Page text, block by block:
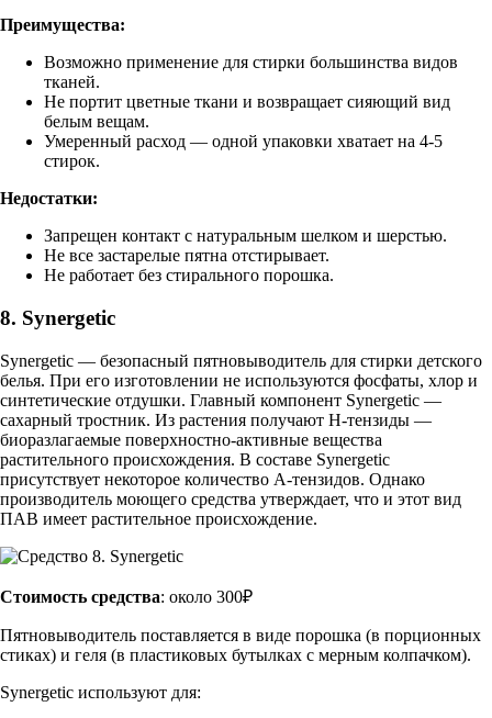
Преимущества:
Возможно применение для стирки большинства видов
тканей.
Не портит цветные ткани и возвращает сияющий вид
белым вещам.
Умеренный расход — одной упаковки хватает на 4-5
стирок.
Недостатки:
Запрещен контакт с натуральным шелком и шерстью.
Не все застарелые пятна отстирывает.
Не работает без стирального порошка.
8. Synergetic
Synergetic — безопасный пятновыводитель для стирки детского
белья. При его изготовлении не используются фосфаты, хлор и
синтетические отдушки. Главный компонент Synergetic —
сахарный тростник. Из растения получают Н-тензиды —
биоразлагаемые поверхностно-активные вещества
растительного происхождения. В составе Synergetic
присутствует некоторое количество А-тензидов. Однако
производитель моющего средства утверждает, что и этот вид
ПАВ имеет растительное происхождение.
Стоимость средства: около 300₽
Пятновыводитель поставляется в виде порошка (в порционных
стиках) и геля (в пластиковых бутылках с мерным колпачком).
Synergetic используют для: